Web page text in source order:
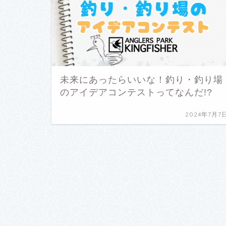
未来にあったらいいな！釣り・釣り場
のアイデアコンテストってなんだ!?
2024年7月7